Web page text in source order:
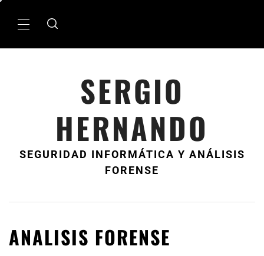
MenÃº
SERGIO
HERNANDO
SEGURIDAD INFORMÁTICA Y ANÁLISIS
FORENSE
ANALISIS FORENSE